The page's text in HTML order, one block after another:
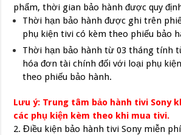
phẩm, thời gian bảo hành được quy
Thời hạn bảo hành được ghi trên
phụ kiện tivi có kèm theo phiếu bảo
Thời hạn bảo hành từ 03 tháng tính
hóa đơn tài chính đối với loại phụ
theo phiếu bảo hành.
Lưu ý: Trung tâm bảo hành tivi Sony
các phụ kiện kèm theo khi mua tivi.
2. Điều kiện bảo hành tivi Sony miễn phí